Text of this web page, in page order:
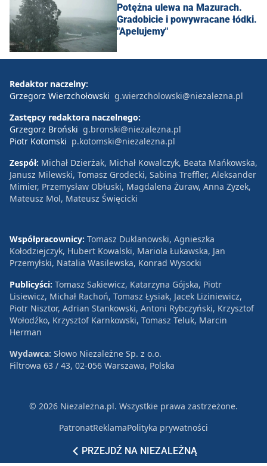
Potężna ulewa na Mazurach.
Gradobicie i powywracane łódki.
"Apelujemy"
PRZEJDŹ NA NIEZALEŻNĄ
Redaktor naczelny:
Grzegorz Wierzchołowski g.wierzcholowski@niezalezna.pl
Zastępcy redaktora naczelnego:
Grzegorz Broński g.bronski@niezalezna.pl
Piotr Kotomski p.kotomski@niezalezna.pl
Zespół: Michał Dzierżak, Michał Kowalczyk, Beata Mańkowska,
Janusz Milewski, Tomasz Grodecki, Sabina Treffler, Aleksander
Mimier, Przemysław Obłuski, Magdalena Żuraw, Anna Zyzek,
Mateusz Mol, Mateusz Święcicki
Współpracownicy: Tomasz Duklanowski, Agnieszka
Kołodziejczyk, Hubert Kowalski, Mariola Łukawska, Jan
Przemyłski, Natalia Wasilewska, Konrad Wysocki
Publicyści: Tomasz Sakiewicz, Katarzyna Gójska, Piotr
Lisiewicz, Michał Rachoń, Tomasz Łysiak, Jacek Liziniewicz,
Piotr Nisztor, Adrian Stankowski, Antoni Rybczyński, Krzysztof
Wołodźko, Krzysztof Karnkowski, Tomasz Teluk, Marcin
Herman
Wydawca: Słowo Niezależne Sp. z o.o.
Filtrowa 63 / 43, 02-056 Warszawa, Polska
© 2026 Niezależna.pl. Wszystkie prawa zastrzeżone.
PatronatReklamaPolityka prywatności